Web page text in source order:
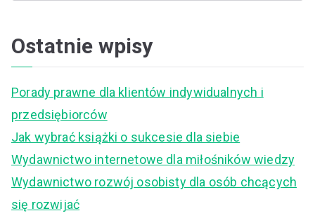
Ostatnie wpisy
Porady prawne dla klientów indywidualnych i
przedsiębiorców
Jak wybrać książki o sukcesie dla siebie
Wydawnictwo internetowe dla miłośników wiedzy
Wydawnictwo rozwój osobisty dla osób chcących
się rozwijać